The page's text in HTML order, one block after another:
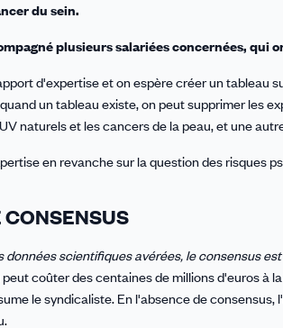
du sein.
plusieurs salariées concernées, qui
d'expertise et on espère créer un tableau
un tableau existe, on peut supprimer les
naturels et les cancers de la peau, et une
en revanche sur la question des risques
données scientifiques avérées, le consensus
coûter des centaines de millions d'euros à
le syndicaliste. En l'absence de